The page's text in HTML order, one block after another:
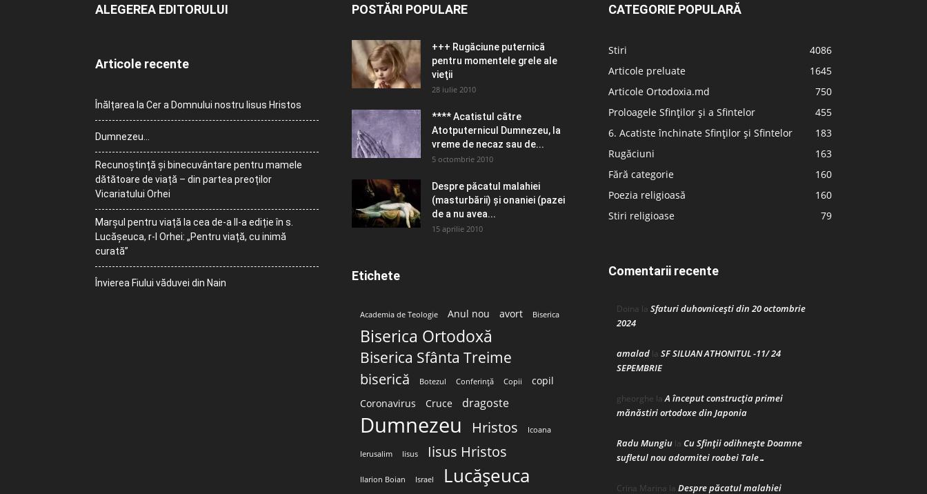
ALEGEREA EDITORULUI
Articole recente
Înălțarea la Cer a Domnului nostru Iisus Hristos
Dumnezeu…
Recunoștință și binecuvântare pentru mamele
dătătoare de viață – din partea preoților
Vicariatului Orhei
Marșul pentru viață la cea de-a II-a ediție în s.
Lucășeuca, r-l Orhei: „Pentru viață, cu inimă
curată”
Învierea Fiului văduvei din Nain
POSTĂRI POPULARE
+++ Rugăciune puternică
pentru momentele grele ale
vieţii
28 iulie 2010
**** Acatistul către
Atotputernicul Dumnezeu, la
vreme de necaz sau de...
5 octombrie 2010
Despre păcatul malahiei
(masturbării) şi onaniei (pazei
de a nu avea...
15 aprilie 2010
Etichete
Academia de Teologie Anul nou avort Biserica
Biserica Ortodoxă
Biserica Sfânta Treime
biserică Botezul Conferință Copii
copil
Coronavirus
Cruce dragoste
Dumnezeu Hristos Icoana
Ierusalim Iisus Iisus Hristos
Ilarion Boian Israel Lucășeuca
CATEGORIE POPULARĂ
Stiri
4086
Articole preluate
1645
Articole Ortodoxia.md
750
Proloagele Sfinților și a Sfintelor
455
6. Acatiste închinate Sfinților și Sfintelor
183
Rugăciuni
163
Fără categorie
160
Poezia religioasă
160
Stiri religioase
79
Comentarii recente
Doina la Sfaturi duhovnicești din 20 octombrie
2024
amalad la SF SILUAN ATHONITUL -11/ 24
SEPEMBRIE
gheorghe laA început construcţia primei
mănăstiri ortodoxe din Japonia
Radu Mungiu la Cu Sfinții odihnește Doamne
sufletul nou adormitei roabei Tale…
Crina Marina la Despre păcatul malahiei